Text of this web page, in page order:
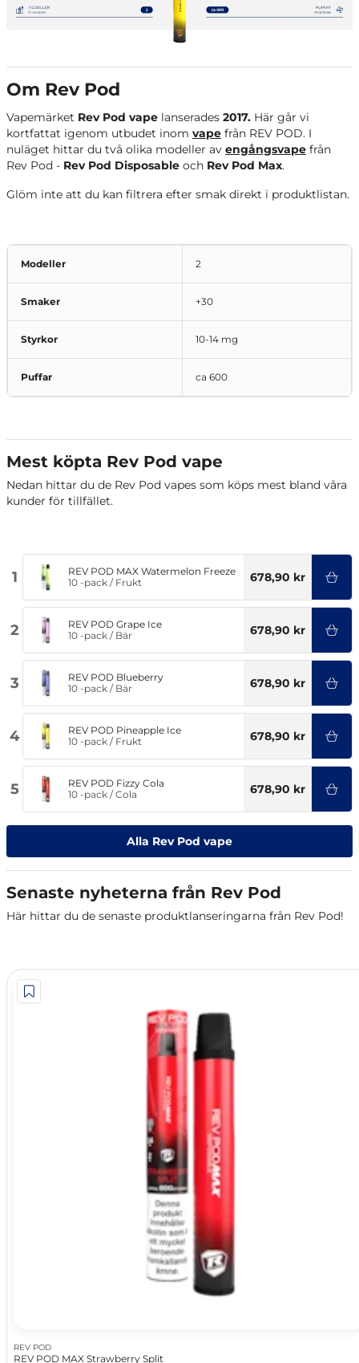
Om Rev Pod
Vapemärket Rev Pod vape lanserades 2017. Här går vi
kortfattat igenom utbudet inom vape från REV POD. I
nuläget hittar du två olika modeller av engångsvape från
Rev Pod - Rev Pod Disposable och Rev Pod Max.
Glöm inte att du kan filtrera efter smak direkt i produktlistan.
Modeller 2
Smaker +30
Styrkor 10-14 mg
Puffar ca 600
Mest köpta Rev Pod vape
Nedan hittar du de Rev Pod vapes som köps mest bland våra
kunder för tillfället.
1
REV POD MAX Watermelon Freeze
10 -pack / Frukt 678,90 kr
2
REV POD Grape Ice
10 -pack / Bär 678,90 kr
3
REV POD Blueberry
10 -pack / Bär 678,90 kr
4
REV POD Pineapple Ice
10 -pack / Frukt 678,90 kr
5
REV POD Fizzy Cola
10 -pack /Cola 678,90 kr
Alla Rev Pod vape
Senaste nyheterna från Rev Pod
Här hittar du de senaste produktlanseringarna från Rev Pod!
REV POD
REV POD MAX Strawberry Split